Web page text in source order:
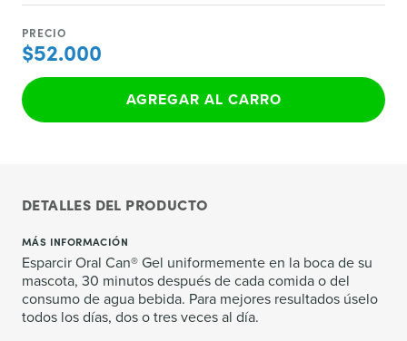
PRECIO
$52.000
AGREGAR AL CARRO
DETALLES DEL PRODUCTO
MÁS INFORMACIÓN
Esparcir Oral Can® Gel uniformemente en la boca de su
mascota, 30 minutos después de cada comida o del
consumo de agua bebida. Para mejores resultados úselo
todos los días, dos o tres veces al día.